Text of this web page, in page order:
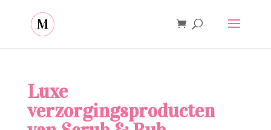
Luxe
verzorgingsproducten